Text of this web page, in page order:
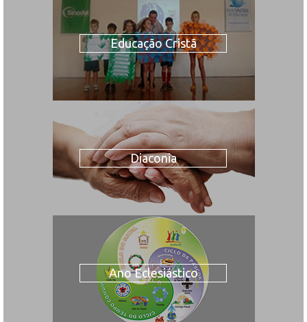
Educação Cristã
Diaconia
Ano Eclesiástico